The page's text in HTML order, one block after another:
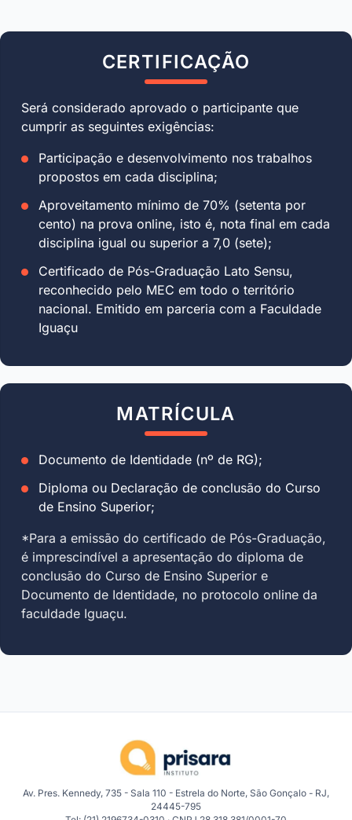
CERTIFICAÇÃO
Será considerado aprovado o participante que
cumprir as seguintes exigências:
Participação e desenvolvimento nos trabalhos
propostos em cada disciplina;
Aproveitamento mínimo de 70% (setenta por
cento) na prova online, isto é, nota final em cada
disciplina igual ou superior a 7,0 (sete);
Certificado de Pós-Graduação Lato Sensu,
reconhecido pelo MEC em todo o território
nacional. Emitido em parceria com a Faculdade
Iguaçu
MATRÍCULA
Documento de Identidade (nº de RG);
Diploma ou Declaração de conclusão do Curso
de Ensino Superior;
*Para a emissão do certificado de Pós-Graduação,
é imprescindível a apresentação do diploma de
conclusão do Curso de Ensino Superior e
Documento de Identidade, no protocolo online da
faculdade Iguaçu.
Av. Pres. Kennedy, 735 - Sala 110 - Estrela do Norte, São Gonçalo - RJ,
24445-795